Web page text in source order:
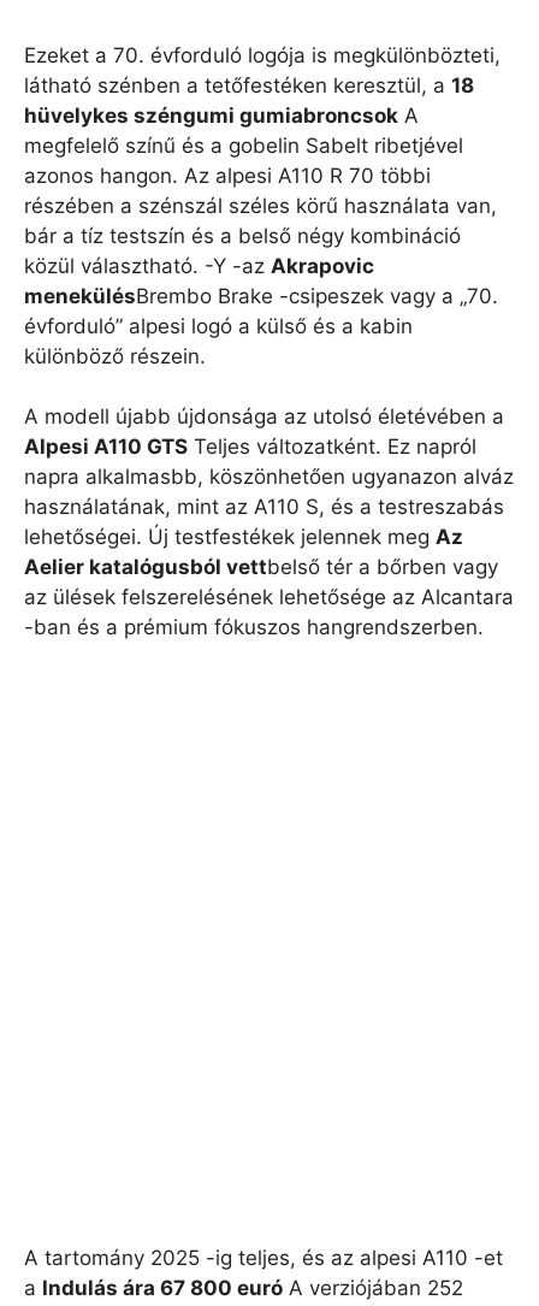
Ezeket a 70. évforduló logója is megkülönbözteti,
látható szénben a tetőfestéken keresztül, a 18
hüvelykes széngumi gumiabroncsok A
megfelelő színű és a gobelin Sabelt ribetjével
azonos hangon. Az alpesi A110 R 70 többi
részében a szénszál széles körű használata van,
bár a tíz testszín és a belső négy kombináció
közül választható. -Y -az Akrapovic
menekülésBrembo Brake -csipeszek vagy a „70.
évforduló” alpesi logó a külső és a kabin
különböző részein.
A modell újabb újdonsága az utolsó életévében a
Alpesi A110 GTS Teljes változatként. Ez napról
napra alkalmasbb, köszönhetően ugyanazon alváz
használatának, mint az A110 S, és a testreszabás
lehetőségei. Új testfestékek jelennek meg Az
Aelier katalógusból vettbelső tér a bőrben vagy
az ülések felszerelésének lehetősége az Alcantara
-ban és a prémium fókuszos hangrendszerben.
A tartomány 2025 -ig teljes, és az alpesi A110 -et
a Indulás ára 67 800 euró A verziójában 252